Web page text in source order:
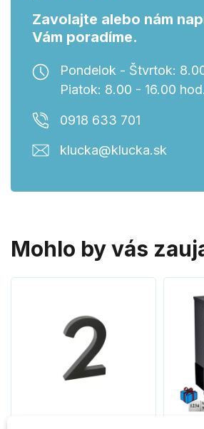
Zavolajte alebo nám
Vám poradíme.
Pondelok - Štvrtok:
Piatok: 8.00 - 16.00 hod.
0918 633 701
klucka@klucka.sk
Mohlo by vás